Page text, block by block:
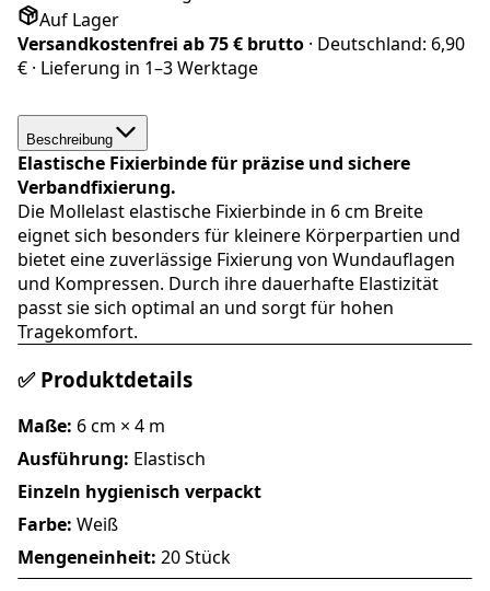
Auf Lager
Versandkostenfrei ab75 € brutto · Deutschland: 6,90
€ · Lieferung in 1–3 Werktage
Beschreibung
Elastische Fixierbinde für präzise und sichere
Verbandfixierung.
Die Mollelast elastische Fixierbinde in 6 cm Breite
eignet sich besonders für kleinere Körperpartien und
bietet eine zuverlässige Fixierung von Wundauflagen
und Kompressen. Durch ihre dauerhafte Elastizität
passt sie sich optimal an und sorgt für hohen
Tragekomfort.
✅ Produktdetails
Maße: 6 cm × 4 m
Ausführung: Elastisch
Einzeln hygienisch verpackt
Farbe: Weiß
Mengeneinheit: 20 Stück